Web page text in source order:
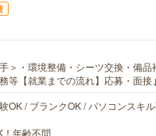
＞・環境整備・シーツ交換・備品
等【就業までの流れ】応募・面
OK / ブランクOK / パソコンスキ
！年齢不問